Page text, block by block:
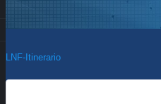
LNF-Itinerario